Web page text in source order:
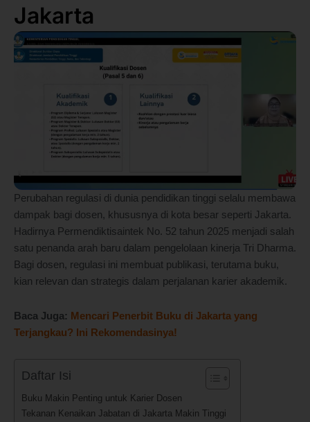
Jakarta
Perubahan regulasi di dunia pendidikan tinggi selalu membawa
dampak bagi dosen, khususnya di kota besar seperti Jakarta.
Hadirnya Permendiktisaintek No. 52 tahun 2025 menjadi salah
satu penanda arah baru dalam pengelolaan kinerja Tri Dharma.
Bagi dosen, regulasi ini membuat publikasi, terutama buku,
kian relevan dan strategis dalam perjalanan karier akademik.
Baca Juga: Mencari Penerbit Buku di Jakarta yang
Terjangkau? Ini Rekomendasinya!
Daftar Isi
Buku Makin Penting untuk Karier Dosen
Tekanan Kenaikan Jabatan di Jakarta Makin Tinggi